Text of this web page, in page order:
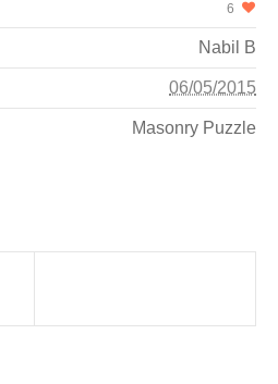
6
Nabil B
06/05/2015
Masonry Puzzle